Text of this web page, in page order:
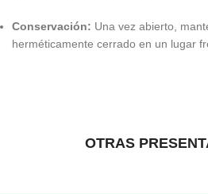
Conservación: Una vez abierto,
herméticamente cerrado en un lugar
OTRAS